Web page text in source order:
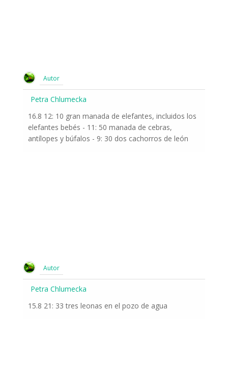
Autor
Petra Chlumecka
16.8 12: 10 gran manada de elefantes, incluidos los
elefantes bebés - 11: 50 manada de cebras,
antílopes y búfalos - 9: 30 dos cachorros de león
Autor
Petra Chlumecka
15.8 21: 33 tres leonas en el pozo de agua